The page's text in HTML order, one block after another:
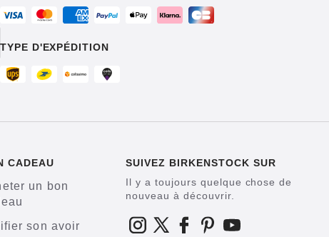
TYPE D'EXPÉDITION
CADEAU
un bon
son avoir
SUIVEZ BIRKENSTOCK SUR
Il y a toujours quelque chose de
nouveau à découvrir.